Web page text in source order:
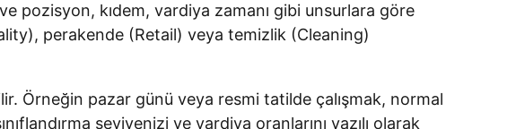
pozisyon, kıdem, vardiya zamanı gibi unsurlara göre
perakende (Retail) veya temizlik (Cleaning)
Örneğin pazar günü veya resmi tatilde çalışmak, normal
seviyenizi ve vardiya oranlarını yazılı olarak